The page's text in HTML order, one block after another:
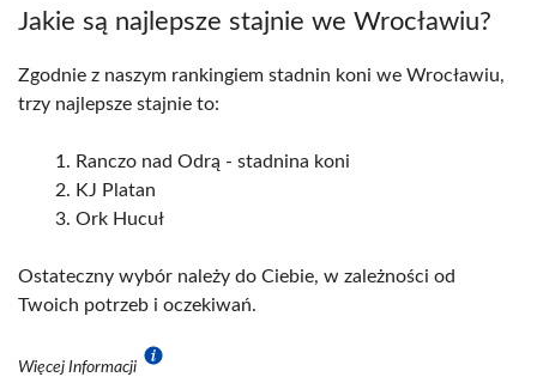
Jakie są najlepsze stajnie we Wrocławiu?
Zgodnie z naszym rankingiem stadnin koni we Wrocławiu,
trzy najlepsze stajnie to:
Ranczo nad Odrą - stadnina koni
KJ Platan
Ork Hucuł
Ostateczny wybór należy do Ciebie, w zależności od
Twoich potrzeb i oczekiwań.
Więcej Informacji